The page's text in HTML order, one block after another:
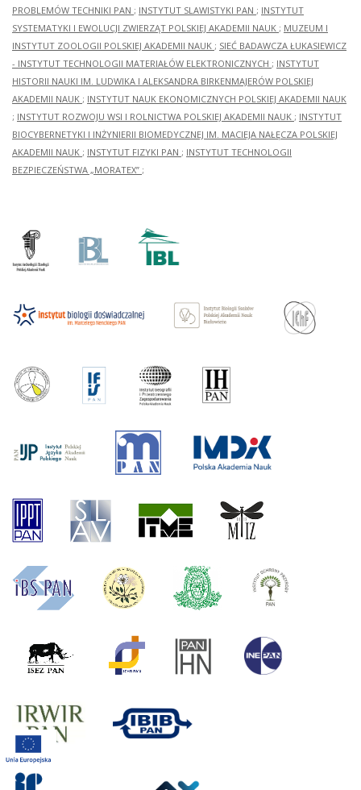
PROBLEMÓW TECHNIKI PAN ; INSTYTUT SLAWISTYKI PAN ; INSTYTUT
SYSTEMATYKI I EWOLUCJI ZWIERZĄT POLSKIEJ AKADEMII NAUK ; MUZEUM I
INSTYTUT ZOOLOGII POLSKIEJ AKADEMII NAUK ; SIEĆ BADAWCZA ŁUKASIEWICZ
- INSTYTUT TECHNOLOGII MATERIAŁÓW ELEKTRONICZNYCH ; INSTYTUT
HISTORII NAUKI IM. LUDWIKA I ALEKSANDRA BIRKENMAJERÓW POLSKIEJ
AKADEMII NAUK ; INSTYTUT NAUK EKONOMICZNYCH POLSKIEJ AKADEMII NAUK
; INSTYTUT ROZWOJU WSI I ROLNICTWA POLSKIEJ AKADEMII NAUK ; INSTYTUT
BIOCYBERNETYKI I INŻYNIERII BIOMEDYCZNEJ IM. MACIEJA NAŁĘCZA POLSKIEJ
AKADEMII NAUK ; INSTYTUT FIZYKI PAN ; INSTYTUT TECHNOLOGII
BEZPIECZEŃSTWA „MORATEX” ;